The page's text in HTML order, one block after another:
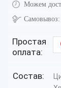
Можем
Самовывоз:
Простая
оплата:
Состав: